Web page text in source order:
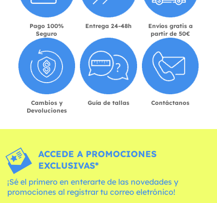
Pago 100%
Seguro
Entrega 24-48h
Envíos gratis a
partir de 50€
Cambios y
Devoluciones
Guía de tallas Contáctanos
ACCEDE A PROMOCIONES
EXCLUSIVAS*
¡Sé el primero en enterarte de las novedades y
promociones al registrar tu correo eletrónico!